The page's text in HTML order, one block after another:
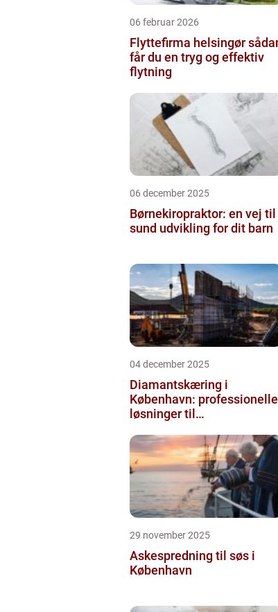
06 februar 2026
Flyttefirma helsingør sådan
får du en tryg og effektiv
flytning
06 december 2025
Børnekiropraktor: en vej til
sund udvikling for dit barn
04 december 2025
Diamantskæring i
København: professionelle
løsninger til
29 november 2025
Askespredning til søs i
København